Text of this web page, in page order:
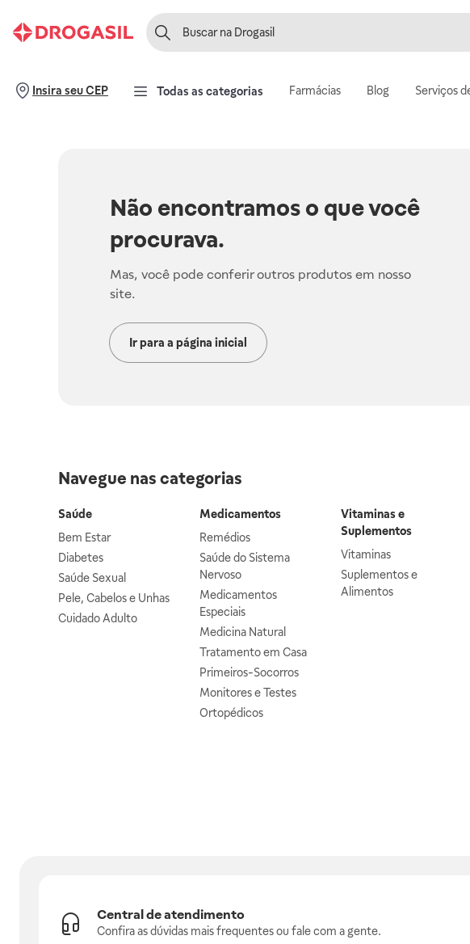
Insira seu CEP Todas as categorias Farmácias Blog Serviços
Não encontramos o que você
procurava.
Mas, você pode conferir outros produtos em nosso
site.
Ir para a página inicial
Navegue nas categorias
Saúde
Bem Estar
Diabetes
Saúde Sexual
Pele, Cabelos e Unhas
Cuidado Adulto
Medicamentos
Remédios
Saúde do Sistema
Nervoso
Medicamentos
Especiais
Medicina Natural
Tratamento em Casa
Primeiros-Socorros
Monitores e Testes
Ortopédicos
Vitaminas e
Suplementos
Vitaminas
Suplementos e
Alimentos
Central de atendimento
Confira as dúvidas mais frequentes ou fale com a gente.